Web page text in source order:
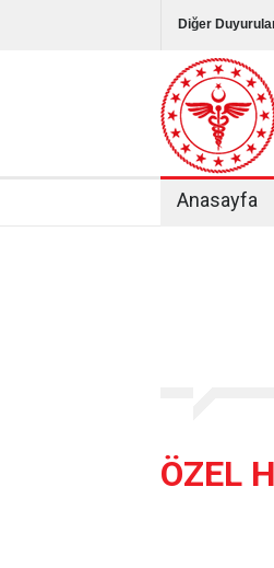
Diğer
Bayram
Terapötik
Yoğun
Anasayfa
ÖZEL